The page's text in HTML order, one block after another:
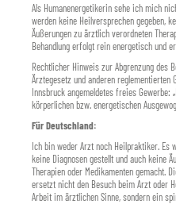
Als Humanenergetikerin sehe ich mich
werden keine Heilversprechen gegeben,
Äußerungen zu ärztlich verordneten
Behandlung erfolgt rein energetisch und
Rechtlicher Hinweis zur Abgrenzung des
Ärztegesetz und anderen reglementierten
Innsbruck angemeldetes freies Gewerbe:
körperlichen bzw. energetischen
Für Deutschland:
Ich bin weder Arzt noch Heilpraktiker. Es
keine Diagnosen gestellt und auch keine
Therapien oder Medikamenten gemacht.
ersetzt nicht den Besuch beim Arzt oder
Arbeit im ärztlichen Sinne, sondern ein